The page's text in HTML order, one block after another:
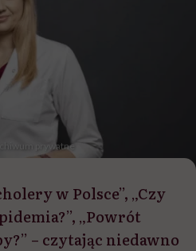
prywatne
w Polsce”, „Czy
„Powrót
– czytając niedawno